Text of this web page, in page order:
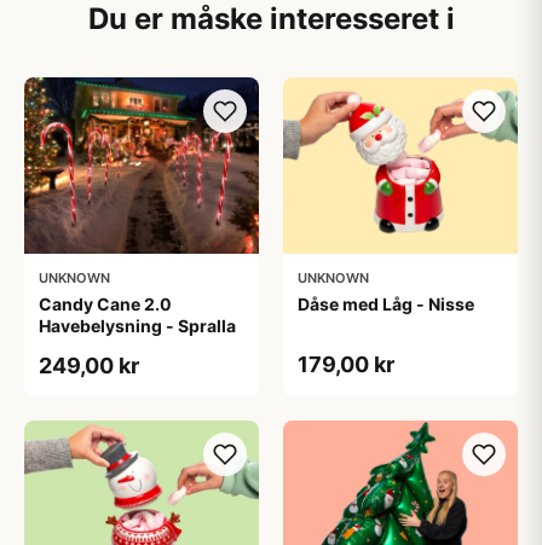
Du er måske interesseret i
UNKNOWN
Candy Cane 2.0
Havebelysning - Spralla
249,00 kr
UNKNOWN
Dåse med Låg - Nisse
179,00 kr